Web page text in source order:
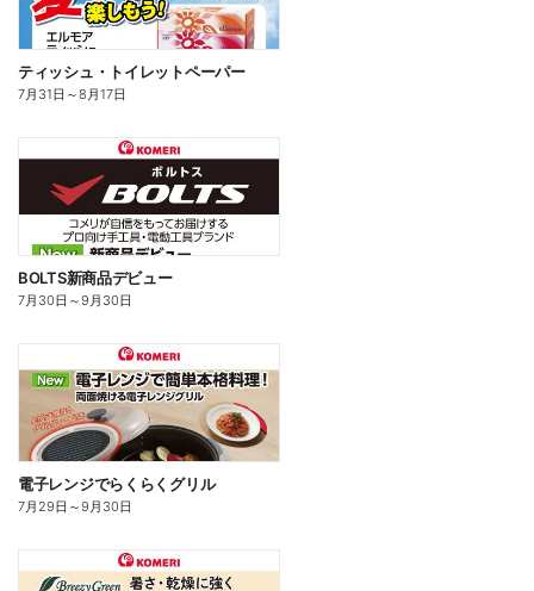
ティッシュ・トイレットペーパー
7月31日 ～8月17日
BOLTS新商品デビュー
7月30日 ～9月30日
電子レンジでらくらくグリル
7月29日 ～9月30日